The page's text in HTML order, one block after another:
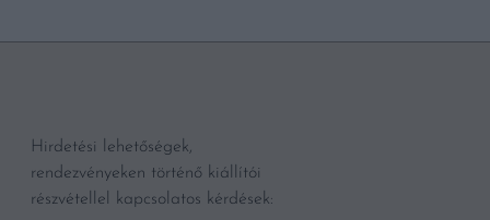
Hirdetési lehetőségek,
rendezvényeken történő kiállítói
részvétellel kapcsolatos kérdések: